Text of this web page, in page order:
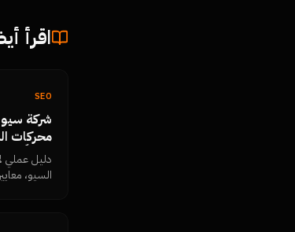
اقرأ
SEO
محركات
فعلياً
دليل عملي